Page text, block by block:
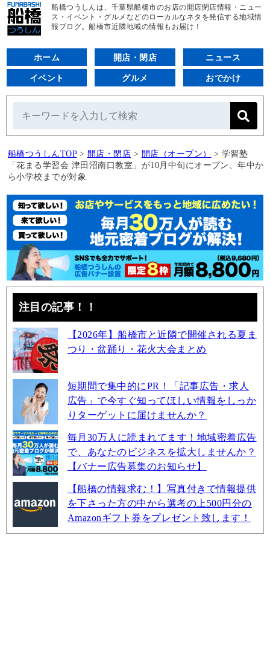
船橋つうしんは、千葉県船橋市のお店の開店閉店情報・ニュー
ス・イベント・グルメなどのローカルなネタを発信する地域情
報ブログ。船橋市近隣地域の情報もお届け！
ホーム 開店・閉店 ニュース
イベント グルメ おでかけ
船橋つうしんTOP > 開店・閉店 > 開店（オープン） > 学習塾
「花まる学習会 津田沼南口教室」が10月中旬にオープン、年中か
ら小学校までが対象
注目の記事！！
【2026年】船橋市と近隣で開催される夏ま
つり・盆踊り・花火大会まとめ
短期間で集中的にPR！「記事広告・求人
広告」で今すぐ知ってほしい情報をしっか
りターゲットに届けませんか？
毎月30万人に読まれてます！地域密着広告
で、あなたのビジネスを拡大しませんか？
【バナー広告募集のお知らせ】
【船橋の情報求む！】写真付きで情報提供
を下さった方の中から選考の上500円分の
Amazonギフト券をプレゼント致します！